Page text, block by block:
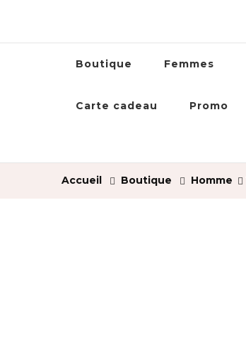
Boutique Femmes
Carte cadeau Promo
Accueil Boutique Homme